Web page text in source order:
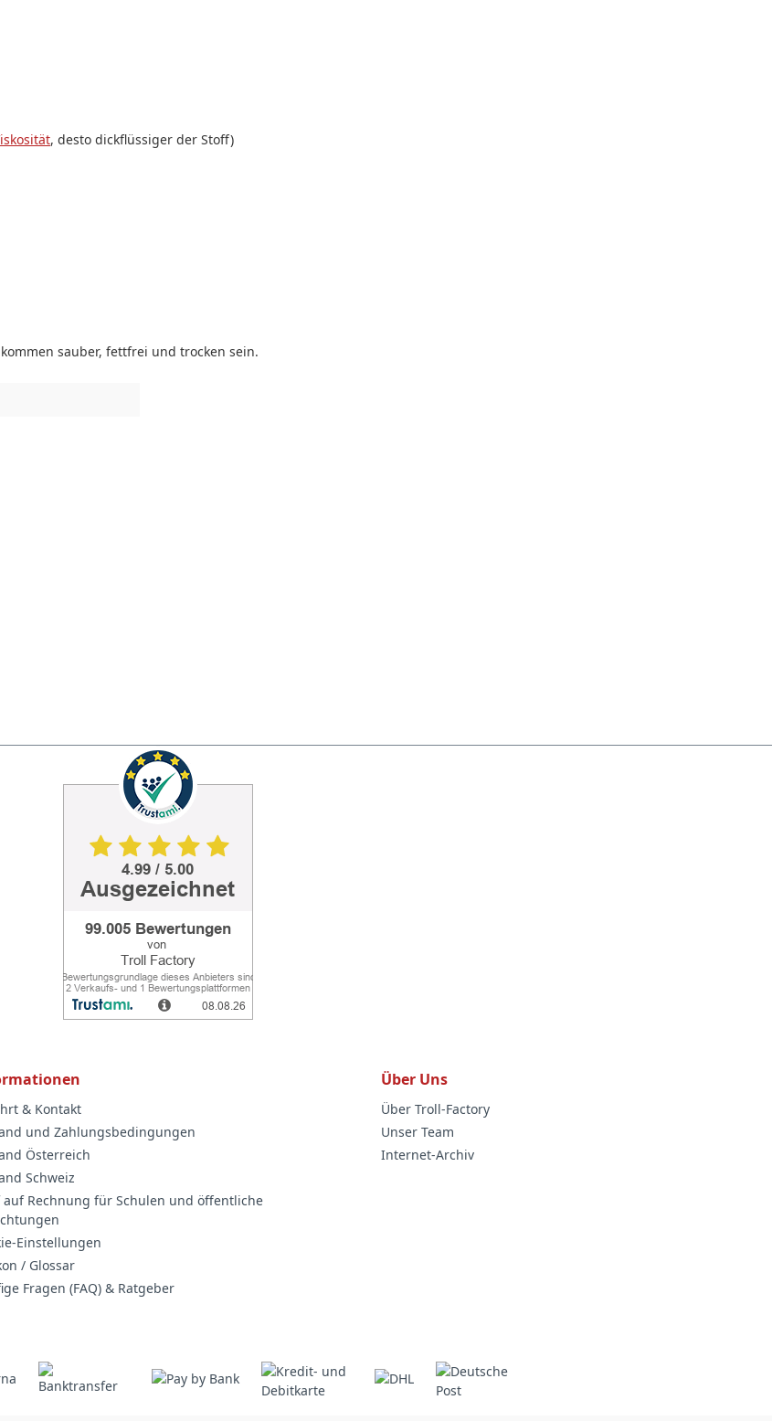
, desto dickflüssiger der Stoff)
sauber, fettfrei und trocken sein.
& Kontakt
und Zahlungsbedingungen
Österreich
Schweiz
auf Rechnung für Schulen und öffentliche
Einstellungen
/ Glossar
Fragen (FAQ) & Ratgeber
Über Uns
Über Troll-Factory
Unser Team
Internet-Archiv